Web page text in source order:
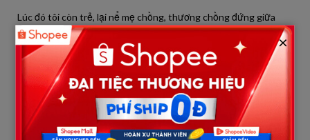
Lúc đó tôi còn trẻ, lại nể mẹ chồng, thương chồng đứng giữa
khó xử, nên tôi gật đầu đưa tiền. Tôi không lấy lãi, cũng chẳng
bắt ký giấy nợ vì nghĩ “người một nhà ai lừa ai bao giờ”. Thế là
căn nhà 3 tầng lầu mọc lên hoành tráng nhất xóm. Chú Thắng
cưới vợ, sống sung túc trong căn nhà xây bằng tiền của tôi. Còn
vợ chồng tôi vẫn bám trụ lại thành phố trong căn phòng trọ ẩm
thấp.
Sáng hôm sau, vợ chồng tôi bắt xe về quê. Nhìn ngôi nhà bề thế,
×